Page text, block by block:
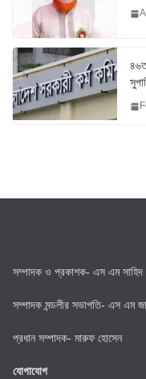
সম্পাদক ও প্রকাশক- এস এম সাহিদ
সম্পাদক মন্ডলীর সভাপতি- এস এম
প্রধান সম্পাদক- মারুফ হোসেন
যোগাযোগ